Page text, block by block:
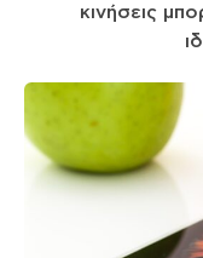
κινήσεις